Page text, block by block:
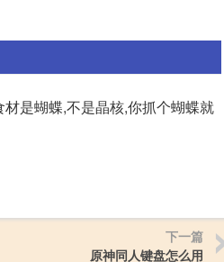
是蝴蝶,不是晶核,你抓个蝴蝶就
下一篇
原神同人键盘怎么用